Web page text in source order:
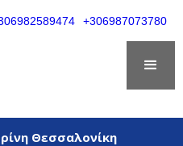
+306987073780
Θεσσαλονίκη